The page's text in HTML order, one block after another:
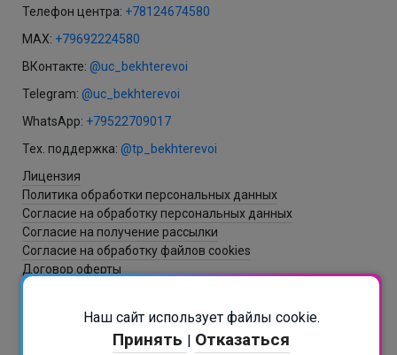
Телефон центра: +78124674580
MAX: +79692224580
ВКонтакте: @uc_bekhterevoi
Telegram: @uc_bekhterevoi
WhatsApp: +79522709017
Тех. поддержка: @tp_bekhterevoi
Лицензия
Политика обработки персональных данных
Согласие на обработку персональных данных
Согласие на получение рассылки
Согласие на обработку файлов cookies
Договор оферты
Разработка и создание сайта - ItNova / СБ
Наш сайт использует файлы cookie.
Принять | Отказаться